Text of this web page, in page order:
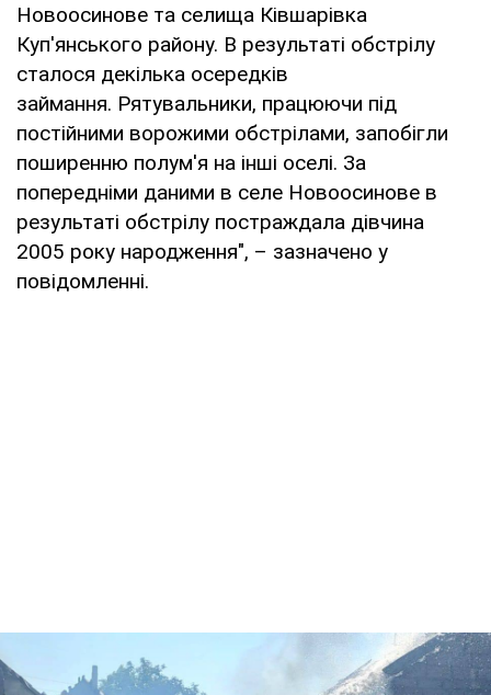
Новоосинове та селища Ківшарівка
Куп'янського району. В результаті обстрілу
сталося декілька осередків
займання. Рятувальники, працюючи під
постійними ворожими обстрілами, запобігли
поширенню полум'я на інші оселі. За
попередніми даними в селе Новоосинове в
результаті обстрілу постраждала дівчина
2005 року народження", – зазначено у
повідомленні.